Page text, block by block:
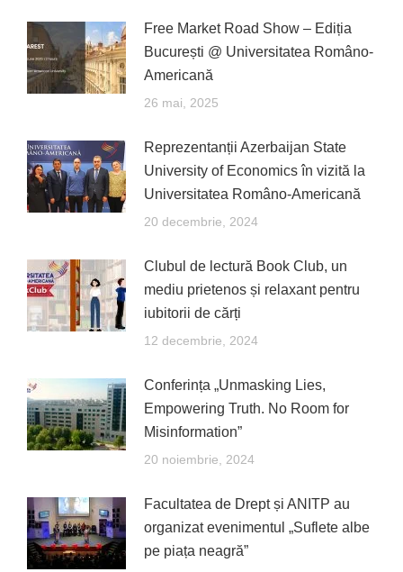
Free Market Road Show – Ediția
București @ Universitatea Româno-
Americană
26 mai, 2025
Reprezentanții Azerbaijan State
University of Economics în vizită la
Universitatea Româno-Americană
20 decembrie, 2024
Clubul de lectură Book Club, un
mediu prietenos și relaxant pentru
iubitorii de cărți
12 decembrie, 2024
Conferința „Unmasking Lies,
Empowering Truth. No Room for
Misinformation”
20 noiembrie, 2024
Facultatea de Drept și ANITP au
organizat evenimentul „Suflete albe
pe piața neagră”